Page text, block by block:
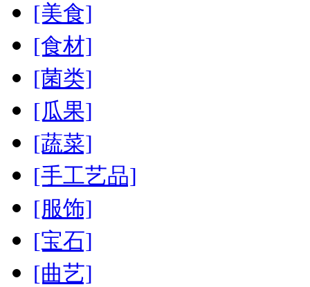
[美食]
[食材]
[菌类]
[瓜果]
[蔬菜]
[手工艺品]
[服饰]
[宝石]
[曲艺]